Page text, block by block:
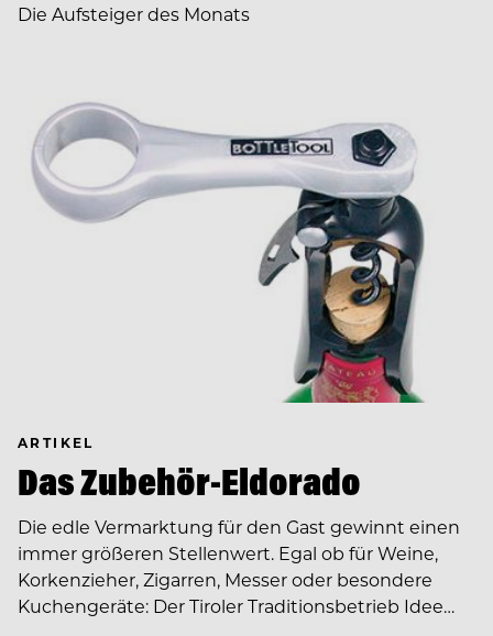
Die Aufsteiger des Monats
ARTIKEL
Das Zubehör-Eldorado
Die edle Vermarktung für den Gast gewinnt einen
immer größeren Stellenwert. Egal ob für Weine,
Korkenzieher, Zigarren, Messer oder besondere
Kuchengeräte: Der Tiroler Traditionsbetrieb Idee…